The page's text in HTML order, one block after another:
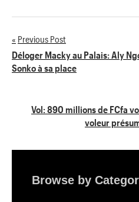
Navigation
de
Previous Post
Déloger Macky au Palais: Aly
Sonko à sa place
Vol: 890 millions de FCfa
voleur
Browse by